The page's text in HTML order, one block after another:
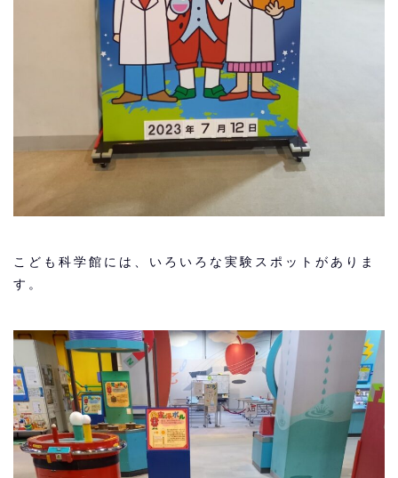
こども科学館には、いろいろな実験スポットがありま
す。